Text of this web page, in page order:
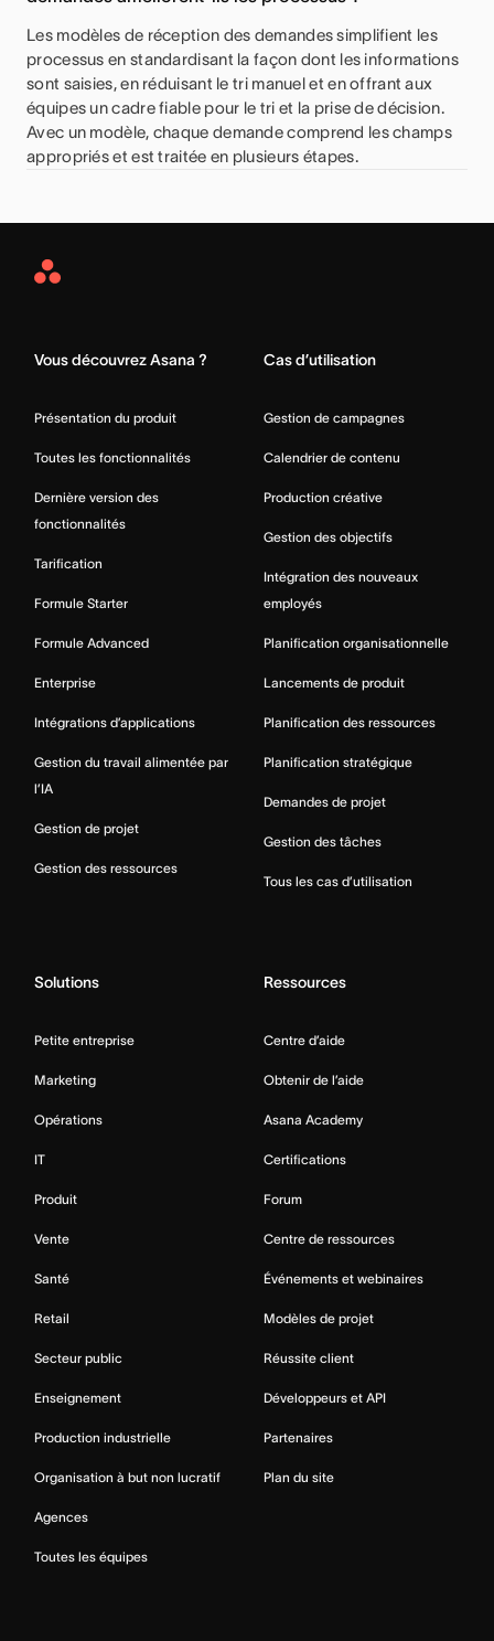
Les modèles de réception des demandes simplifient les
processus en standardisant la façon dont les informations
sont saisies, en réduisant le tri manuel et en offrant aux
équipes un cadre fiable pour le tri et la prise de décision.
Avec un modèle, chaque demande comprend les champs
appropriés et est traitée en plusieurs étapes.
Asana
Vous découvrez Asana ?
Présentation du produit
Toutes les fonctionnalités
Dernière version des
fonctionnalités
Tarification
Formule Starter
Formule Advanced
Enterprise
Intégrations d’applications
Gestion du travail alimentée par
l’IA
Gestion de projet
Gestion des ressources
Cas d’utilisation
Gestion de campagnes
Calendrier de contenu
Production créative
Gestion des objectifs
Intégration des nouveaux
employés
Planification organisationnelle
Lancements de produit
Planification des ressources
Planification stratégique
Demandes de projet
Gestion des tâches
Tous les cas d’utilisation
Solutions
Petite entreprise
Marketing
Opérations
IT
Produit
Vente
Santé
Retail
Secteur public
Enseignement
Production industrielle
Organisation à but non lucratif
Agences
Toutes les équipes
Ressources
Centre d’aide
Obtenir de l’aide
Asana Academy
Certifications
Forum
Centre de ressources
Événements et webinaires
Modèles de projet
Réussite client
Développeurs et API
Partenaires
Plan du site